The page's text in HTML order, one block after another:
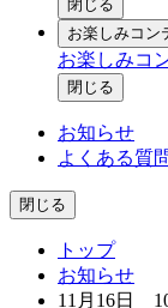
閉じる
お楽しみコン
お楽しみコ
閉じる
お知らせ
よくある質
閉じる
トップ
お知らせ
11月16日